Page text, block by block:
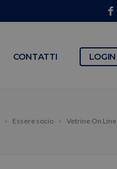
CONTATTI LOGIN
Essere socio Vetrine On Line